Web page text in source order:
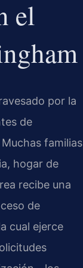
el
por la
de
familias
hogar de
recibe una
de
cual ejerce